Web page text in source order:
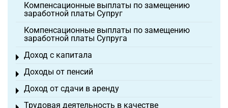
Компенсационные выплаты по замещению
заработной платы Супруг
Компенсационные выплаты по замещению
заработной платы Супруга
Доход с капитала
Toggle menu
Доходы от пенсий
Toggle menu
Доход от сдачи в аренду
Toggle menu
Трудовая деятельность в качестве